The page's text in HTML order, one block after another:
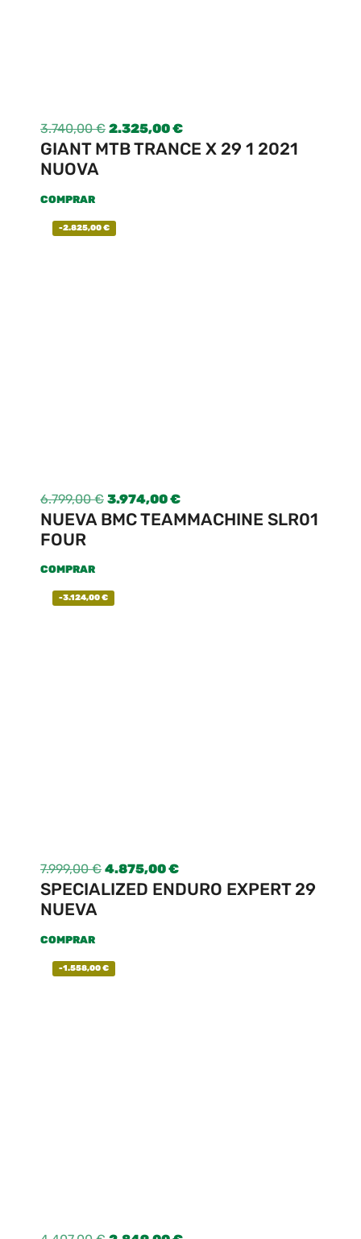
3.740,00€ 2.325,00€
GIANT MTB TRANCE X 29 1 2021
NUOVA
COMPRAR
-2.825,00€
6.799,00€ 3.974,00€
NUEVA BMC TEAMMACHINE SLR01
FOUR
COMPRAR
-3.124,00€
7.999,00€ 4.875,00€
SPECIALIZED ENDURO EXPERT 29
NUEVA
COMPRAR
-1.558,00€